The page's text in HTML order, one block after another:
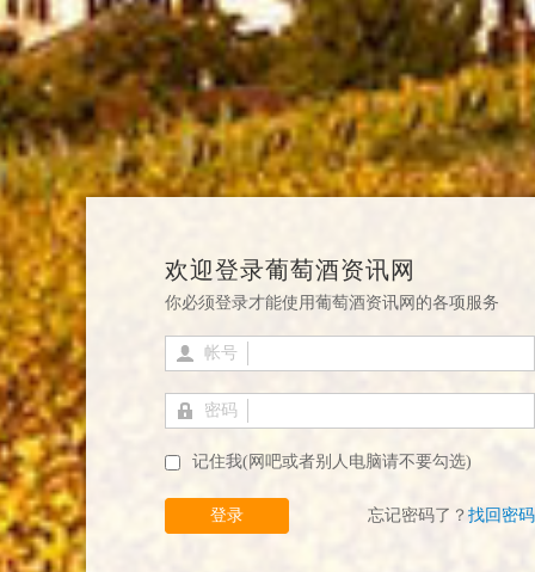
欢迎登录葡萄酒资讯网
你必须登录才能使用葡萄酒资讯网的各项服务
帐号
密码
记住我(网吧或者别人电脑请不要勾选)
登录 忘记密码了？ 找回密码